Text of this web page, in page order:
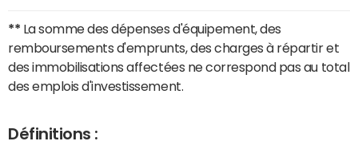
** La somme des dépenses d'équipement, des
remboursements d'emprunts, des charges à répartir et
des immobilisations affectées ne correspond pas au total
des emplois d'investissement.
Définitions :